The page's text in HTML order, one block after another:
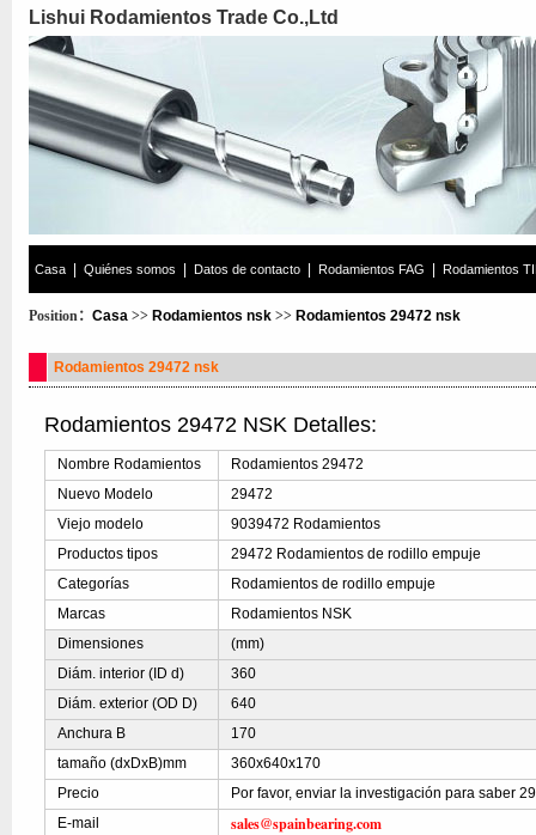
Lishui Rodamientos Trade Co.,Ltd
Casa Quiénes somos Datos de contacto Rodamientos FAG Rodamientos
Position： Casa >> Rodamientos nsk >> Rodamientos 29472 nsk
Rodamientos 29472 nsk
Rodamientos 29472 NSK Detalles:
Nombre Rodamientos
Rodamientos 29472
Nuevo Modelo
29472
Viejo modelo
9039472 Rodamientos
Productos tipos
29472 Rodamientos de rodillo empuje
Categorías
Rodamientos de rodillo empuje
Marcas
Rodamientos NSK
Dimensiones
(mm)
Diám. interior (ID d)
360
Diám. exterior (OD D)
640
Anchura B
170
tamaño (dxDxB)mm
360x640x170
Precio
Por favor, enviar la investigación para saber
E-mail
sales@spainbearing.com